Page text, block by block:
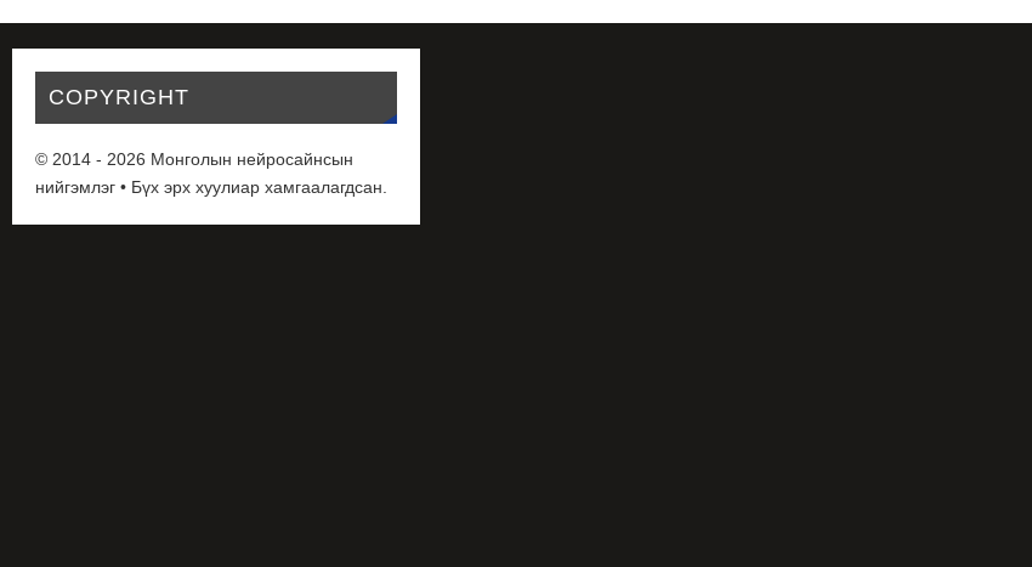
COPYRIGHT
© 2014 - 2026 Монголын нейросайнсын
нийгэмлэг • Бүх эрх хуулиар хамгаалагдсан.